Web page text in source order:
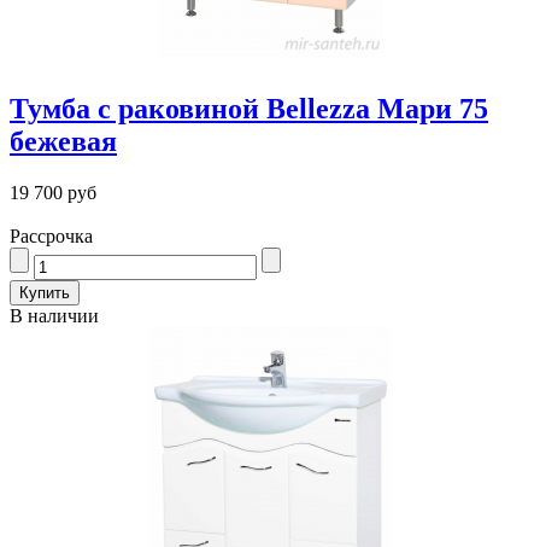
Тумба с раковиной Bellezza Мари 75
бежевая
19 700 руб
Рассрочка
В наличии